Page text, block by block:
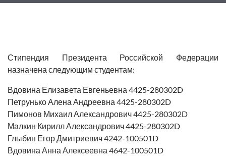
Стипендия Президента Российской Федерации
назначена следующим студентам:
Вдовина Елизавета Евгеньевна 4425-280302D
Петрунько Алена Андреевна 4425-280302D
Пимонов Михаил Александрович 4425-280302D
Малкин Кирилл Александрович 4425-280302D
Глыбин Егор Дмитриевич 4242-100501D
Вдовина Анна Алексеевна 4642-100501D